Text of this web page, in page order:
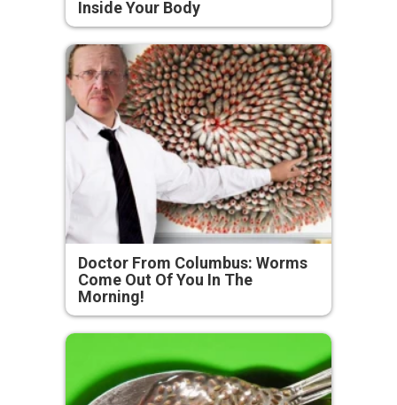
Inside Your Body
Doctor From Columbus: Worms
Come Out Of You In The
Morning!